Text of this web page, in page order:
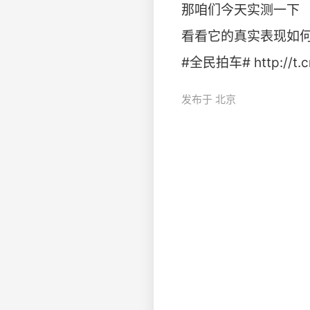
那咱们今天实测一下
看看它的真实表现如何
#全民拍车# http://
发布于 北京